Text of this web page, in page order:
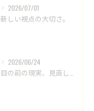
2026/07/01
新しい視点の大切さ。
2026/06/24